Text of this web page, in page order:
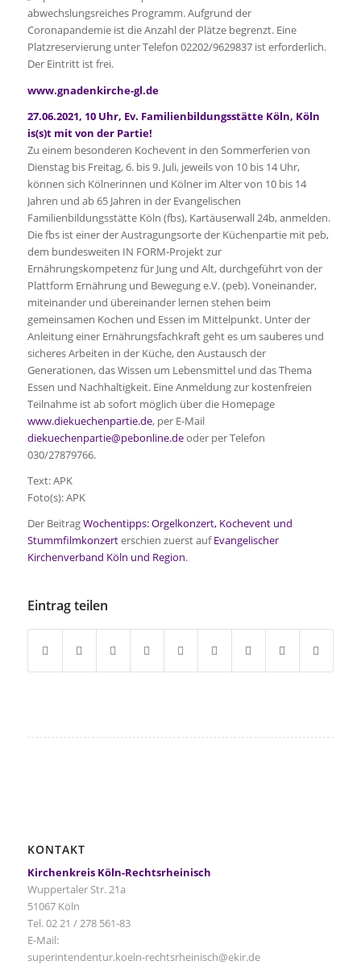
abwechslungsreiches Programm. Aufgrund der
Coronapandemie ist die Anzahl der Plätze begrenzt. Eine
Platzreservierung unter Telefon 02202/9629837 ist erforderlich.
Der Eintritt ist frei.
www.gnadenkirche-gl.de
27.06.2021, 10 Uhr, Ev. Familienbildungsstätte Köln, Köln
is(s)t mit von der Partie!
Zu einem besonderen Kochevent in den Sommerferien von
Dienstag bis Freitag, 6. bis 9. Juli, jeweils von 10 bis 14 Uhr,
können sich Kölnerinnen und Kölner im Alter von 10 bis 14
Jahren und ab 65 Jahren in der Evangelischen
Familienbildungsstätte Köln (fbs), Kartäuserwall 24b, anmelden.
Die fbs ist einer der Austragungsorte der Küchenpartie mit peb,
dem bundesweiten IN FORM-Projekt zur
Ernährungskompetenz für Jung und Alt, durchgeführt von der
Plattform Ernährung und Bewegung e.V. (peb). Voneinander,
miteinander und übereinander lernen stehen beim
gemeinsamen Kochen und Essen im Mittelpunkt. Unter der
Anleitung einer Ernährungsfachkraft geht es um sauberes und
sicheres Arbeiten in der Küche, den Austausch der
Generationen, das Wissen um Lebensmittel und das Thema
Essen und Nachhaltigkeit. Eine Anmeldung zur kostenfreien
Teilnahme ist ab sofort möglich über die Homepage
www.diekuechenpartie.de, per E-Mail
diekuechenpartie@pebonline.deoder per Telefon
030/27879766.
Text: APK
Foto(s): APK
Der BeitragWochentipps: Orgelkonzert, Kochevent und
Stummfilmkonzerterschien zuerst aufEvangelischer
Kirchenverband Köln und Region.
Eintrag teilen
KONTAKT
Kirchenkreis Köln-Rechtsrheinisch
Wuppertaler Str. 21a
51067 Köln
Tel. 02 21 / 278 561-83
E-Mail:
superintendentur.koeln-rechtsrheinisch@ekir.de